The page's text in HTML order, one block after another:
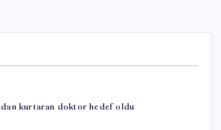
kurtaran doktor hedef oldu